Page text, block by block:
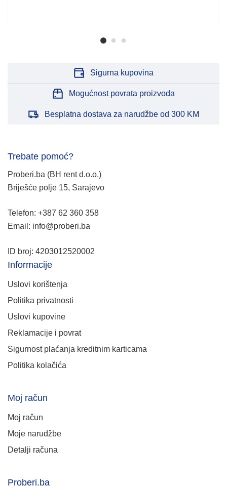
Sigurna kupovina
Mogućnost povrata proizvoda
Besplatna dostava za narudžbe od 300 KM
Trebate pomoć?
Proberi.ba (BH rent d.o.o.)
Briješće polje 15, Sarajevo
Telefon: +387 62 360 358
Email: info@proberi.ba
ID broj: 4203012520002
Informacije
Uslovi korištenja
Politika privatnosti
Uslovi kupovine
Reklamacije i povrat
Sigurnost plaćanja kreditnim karticama
Politika kolačića
Moj račun
Moj račun
Moje narudžbe
Detalji računa
Proberi.ba